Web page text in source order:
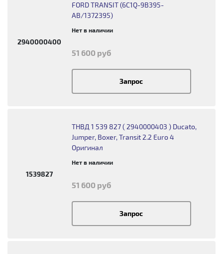
2940000400
FORD TRANSIT (6C1Q-9B395-
AB/1372395)
Нет в наличии
51 600 руб
Запрос
1539827
ТНВД 1 539 827 ( 2940000403 ) Ducato,
Jumper, Boxer, Transit 2.2 Euro 4
Оригинал
Нет в наличии
51 600 руб
Запрос